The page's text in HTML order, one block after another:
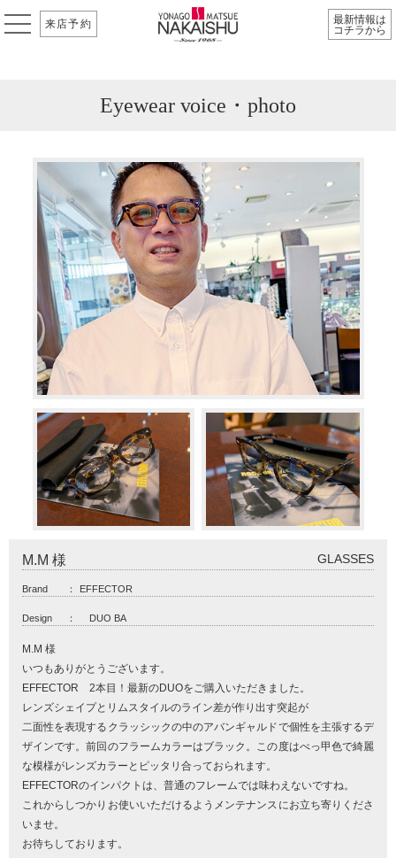
来店予約
最新情報は
コチラから
Eyewear voice・photo
M.M 様 GLASSES
Brand ： EFFECTOR
Design ： DUO BA
M.M 様
いつもありがとうございます。
EFFECTOR 2本目！最新のDUOをご購入いただきました。
レンズシェイプとリムスタイルのライン差が作り出す突起が
二面性を表現するクラッシックの中のアバンギャルドで個性を主張するデ
ザインです。前回のフラームカラーはブラック。この度はべっ甲色で綺麗
な模様がレンズカラーとピッタリ合っておられます。
EFFECTORのインパクトは、普通のフレームでは味わえないですね。
これからしつかりお使いいただけるようメンテナンスにお立ち寄りくださ
いませ。
お待ちしております。